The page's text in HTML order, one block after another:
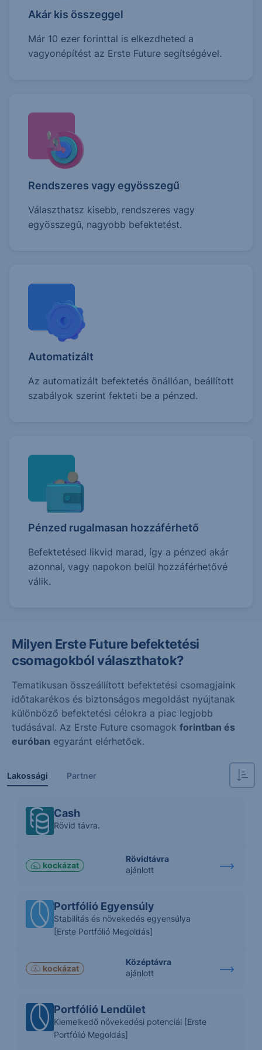
Akár kis összeggel
Már 10 ezer forinttal is elkezdheted a
vagyonépítést az Erste Future segítségével.
Rendszeres vagy egyösszegű
Választhatsz kisebb, rendszeres vagy
egyösszegű, nagyobb befektetést.
Automatizált
Az automatizált befektetés önállóan, beállított
szabályok szerint fekteti be a pénzed.
Pénzed rugalmasan hozzáférhető
Befektetésed likvid marad, így a pénzed akár
azonnal, vagy napokon belül hozzáférhetővé
válik.
Milyen Erste Future befektetési
csomagokból választhatok?
Tematikusan összeállított befektetési csomagjaink
időtakarékos és biztonságos megoldást nyújtanak
különböző befektetési célokra a piac legjobb
tudásával. Az Erste Future csomagok forintban és
euróban egyaránt elérhetőek.
Lakossági Partner
Cash
Rövid távra.
kockázat
Rövidtávra
ajánlott
Portfólió Egyensúly
Stabilitás és növekedés egyensúlya
[Erste Portfólió Megoldás]
kockázat
Középtávra
ajánlott
Portfólió Lendület
Kiemelkedő növekedési potenciál [Erste
Portfólió Megoldás]